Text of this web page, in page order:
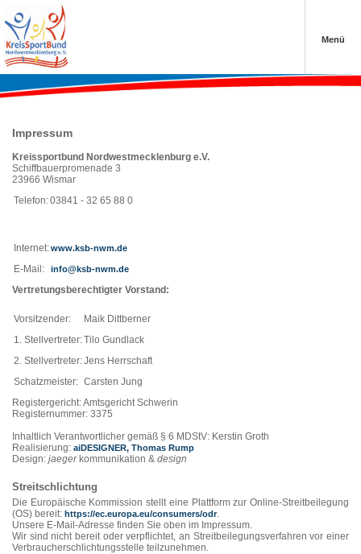
Menü
›
vergangene Termine
›
Anmeldung Schwedenlauf
Projekte der Sportjugend
Impressum
Kreissportbund Nordwestmecklenburg e.V.
Schiffbauerpromenade 3
23966 Wismar
Telefon:03841 - 32 65 88 0
Internet:www.ksb-nwm.de
E-Mail: info@ksb-nwm.de
Vertretungsberechtigter Vorstand:
Vorsitzender:
Maik Dittberner
1. Stellvertreter:Tilo Gundlack
2. Stellvertreter:Jens Herrschaft
Schatzmeister: Carsten Jung
Registergericht: Amtsgericht Schwerin
Registernummer: 3375
Inhaltlich Verantwortlicher gemäß § 6 MDStV: Kerstin Groth
Realisierung: aiDESIGNER, Thomas Rump
Design: jaegerkommunikation & design
Streitschlichtung
Die Europäische Kommission stellt eine Plattform zur Online-Streitbeilegung
(OS) bereit: https://ec.europa.eu/consumers/odr.
Unsere E-Mail-Adresse finden Sie oben im Impressum.
Wir sind nicht bereit oder verpflichtet, an Streitbeilegungsverfahren vor einer
Verbraucherschlichtungsstelle teilzunehmen.